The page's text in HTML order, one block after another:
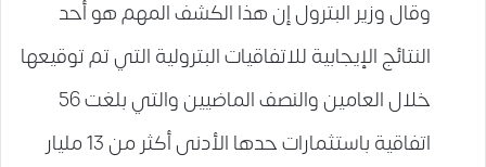
وقال وزير البترول إن هذا الكشف المهم هو أحد
النتائج الإيجابية للاتفاقيات البترولية التي تم توقيعها
خلال العامين والنصف الماضيين والتي بلغت 56
اتفاقية باستثمارات حدها الأدنى أكثر من 13 مليار